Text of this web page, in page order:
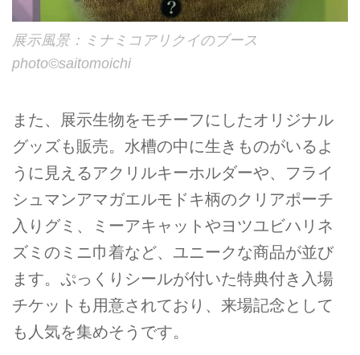
展示風景：ミナミコアリクイのブース
photo©︎saitomoichi
また、展示生物をモチーフにしたオリジナル
グッズも販売。水槽の中に生きものがいるよ
うに見えるアクリルキーホルダーや、フライ
シュマンアマガエルモドキ柄のクリアポーチ
入りグミ、ミーアキャットやヨツユビハリネ
ズミのミニ巾着など、ユニークな商品が並び
ます。ぷっくりシールが付いた特典付き入場
チケットも用意されており、来場記念として
も人気を集めそうです。